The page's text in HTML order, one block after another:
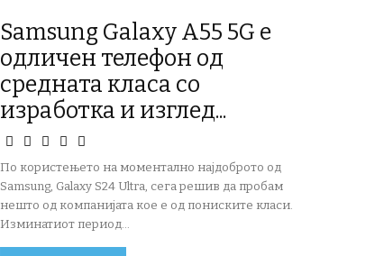
Samsung Galaxy A55 5G е
одличен телефон од
средната класа со
изработка и изглед...
По користењето на моментално најдоброто од
Samsung, Galaxy S24 Ultra, сега решив да пробам
нешто од компанијата кое е од пониските класи.
Изминатиот период...